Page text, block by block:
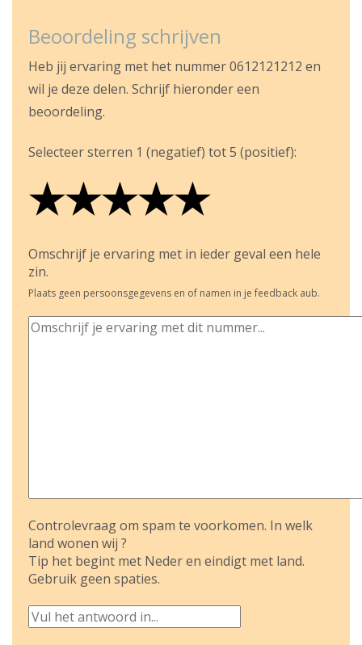
Beoordeling schrijven
Heb jij ervaring met het nummer 0612121212 en
wil je deze delen. Schrijf hieronder een
beoordeling.
Selecteer sterren 1 (negatief) tot 5 (positief):
★
★★
★★★
★★★★
★★★★★
Omschrijf je ervaring met in ieder geval een hele
zin.
Plaats geen persoonsgegevens en of namen in je feedback aub.
Controlevraag om spam te voorkomen. In welk
land wonen wij ?
Tip het begint met Neder en eindigt met land.
Gebruik geen spaties.